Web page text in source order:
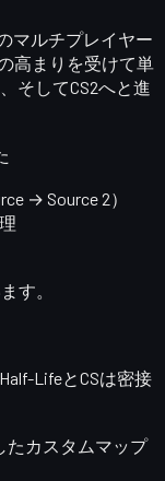
マルチプレイヤー
高まりを受けて単
そしてCS2へと進
→ Source 2）
す。
LifeとCSは密接
たカスタムマップ